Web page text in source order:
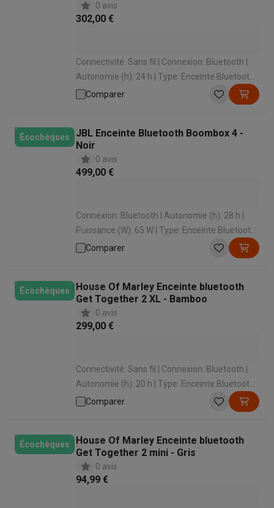
0 avis
302,00 €
Connectivité: Sans fil | Connexion: Bluetooth |
Autonomie (h): 24 h | Type: Enceinte Bluetooth |
Étanche aux éclaboussures: Oui
Comparer
Écochèques
JBL Enceinte Bluetooth Boombox 4 -
Noir
0 avis
499,00 €
Connexion: Bluetooth | Autonomie (h): 28 h |
Puissance (W): 65 W | Type: Enceinte Bluetooth |
Étanche aux éclaboussures: Oui
Comparer
Écochèques
House Of Marley Enceinte bluetooth
Get Together 2 XL - Bamboo
0 avis
299,00 €
Connectivité: Sans fil | Connexion: Bluetooth |
Autonomie (h): 20 h | Type: Enceinte Bluetooth |
Étanche aux éclaboussures: Oui
Comparer
Écochèques
House Of Marley Enceinte bluetooth
Get Together 2 mini - Gris
0 avis
94,99 €